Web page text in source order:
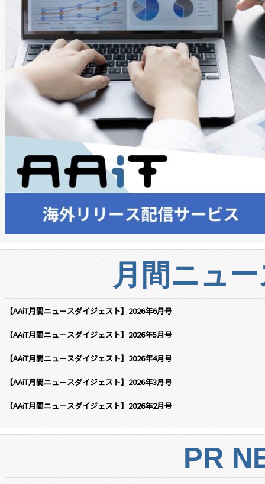
月間ニュ
【AAiT月間ニュースダイジェスト】2026年6月号
【AAiT月間ニュースダイジェスト】2026年5月号
【AAiT月間ニュースダイジェスト】2026年4月号
【AAiT月間ニュースダイジェスト】2026年3月号
【AAiT月間ニュースダイジェスト】2026年2月号
PR